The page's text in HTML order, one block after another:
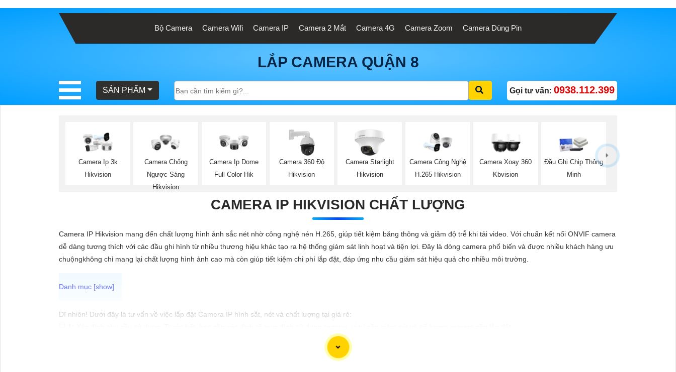
Bộ Camera Camera Wifi Camera IP Camera 2 Mắt Camera 4G Camera Zoom Camera Dùng Pin
LẮP CAMERA QUẬN 8
SẢN PHẨM Gọi tư vấn: 0938.112.399
Camera Ip 3k
Hikvision
Camera Chống
Ngược Sáng
Hikvision
Camera Ip Dome
Full Color Hik
Camera 360 Độ
Hikvision
Camera Starlight
Hikvision
Camera Công Nghệ
H.265 Hikvision
Camera Xoay 360
Kbvision
Đầu Ghi Chip Thông
Minh
CAMERA IP HIKVISION CHẤT LƯỢNG
Camera IP Hikvision mang đến chất lượng hình ảnh sắc nét nhờ công nghệ nén H.265, giúp tiết kiệm băng thông và giảm độ trễ khi tải video. Với chuẩn kết nối ONVIF camera
dễ dàng tương thích với các đầu ghi hình từ nhiều thương hiệu khác tạo ra hệ thống giám sát linh hoạt và tiện lợi. Đây là dòng camera phổ biến và được nhiều khách hàng ưu
chuộngkhông chỉ mang lại chất lượng hình ảnh cao mà còn giúp tiết kiệm chi phí lắp đặt, đáp ứng nhu cầu giám sát hiệu quả cho nhiều môi trường.
Dĩ nhiên! Dưới đây là tư vấn về việc lắp đặt Camera IP hình sắt, nét và chất lượng tại giá rẻ:
Chọn loại Camera IP chất lượng: Camera IP cung cấp hình ảnh sắc nét và chất lượng cao. Đảm bảo chọn camera có độ phân giải cao để quan sát chi tiết một cách rõ